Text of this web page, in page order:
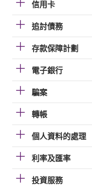
信用卡
追討債務
存款保障計劃
電子銀行
騙案
轉帳
個人資料的處理
利率及匯率
投資服務